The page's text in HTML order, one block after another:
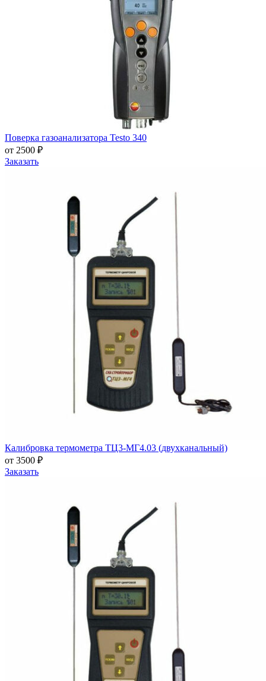
Поверка газоанализатора Testo 340
от 2500 ₽
Заказать
Калибровка термометра ТЦ3-МГ4.03 (двухканальный)
от 3500 ₽
Заказать